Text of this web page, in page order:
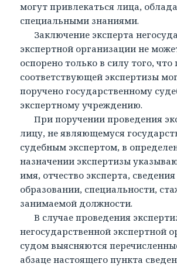
могут привлекаться лица,
специальными знаниями.
Заключение эксперта
экспертной организации не
оспорено только в силу того, что
соответствующей экспертизы
поручено государственному
экспертному учреждению.
При поручении проведения
лицу, не являющемуся
судебным экспертом, в
назначении экспертизы
имя, отчество эксперта, сведения
образовании, специальности,
занимаемой должности.
В случае проведения
негосударственной экспертной
судом выясняются
абзаце настоящего пункта